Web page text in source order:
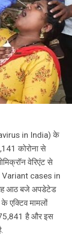
in India) के
कोरोना से
वेरिएंट से
Variant cases in
आठ बजे अपडेटेड
एक्टिव मामलों
है और इस